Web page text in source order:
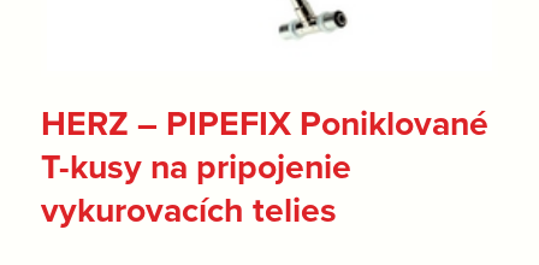
HERZ – PIPEFIX Poniklované
T-kusy na pripojenie
vykurovacích telies